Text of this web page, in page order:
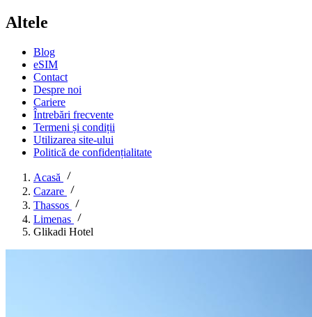
Altele
Blog
eSIM
Contact
Despre noi
Cariere
Întrebări frecvente
Termeni și condiții
Utilizarea site-ului
Politică de confidențialitate
Acasă
Cazare
Thassos
Limenas
Glikadi Hotel